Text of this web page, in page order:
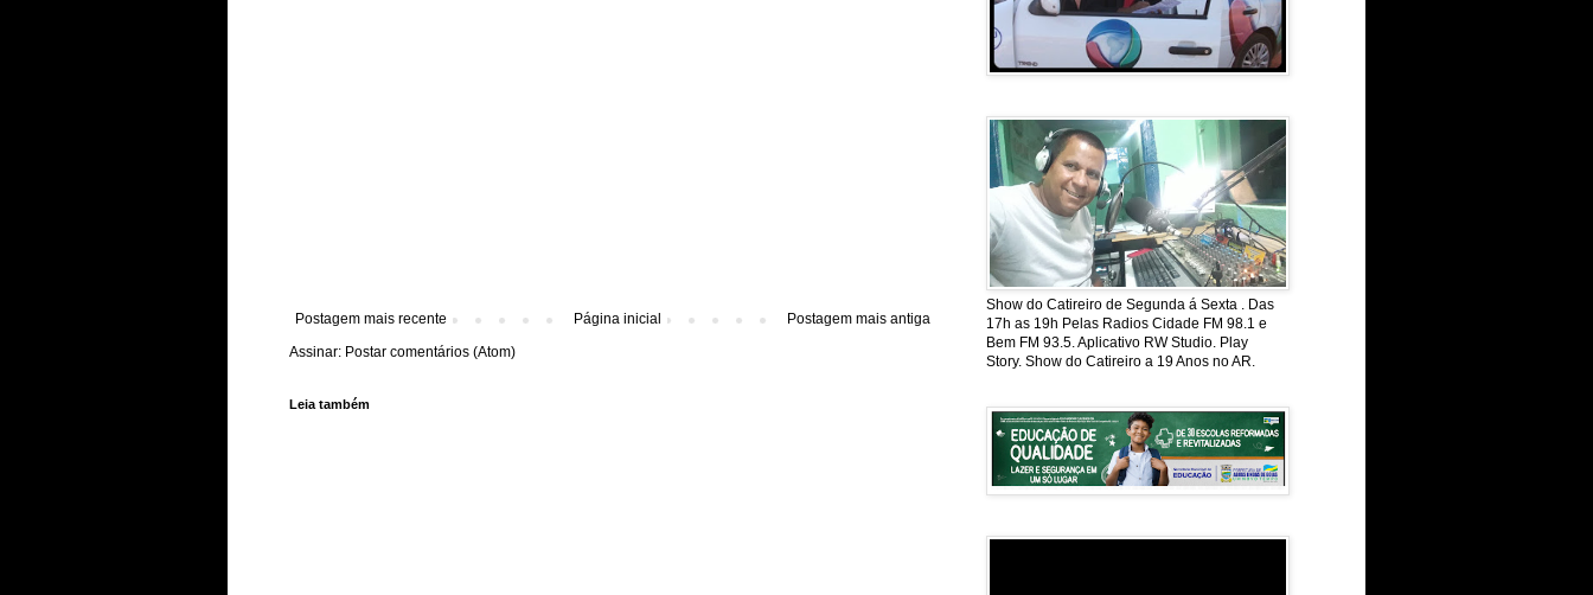
Postagem mais recente Postagem mais antiga
Página inicial
Assinar: Postar comentários (Atom)
Leia também
Show do Catireiro de Segunda á Sexta . Das
17h as 19h Pelas Radios Cidade FM 98.1 e
Bem FM 93.5. Aplicativo RW Studio. Play
Story. Show do Catireiro a 19 Anos no AR.